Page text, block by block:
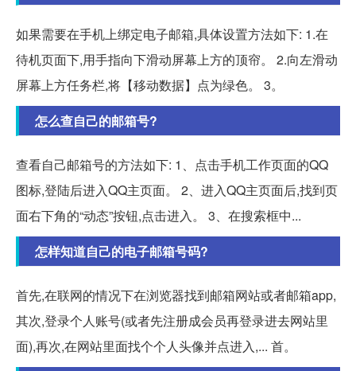
如果需要在手机上绑定电子邮箱,具体设置方法如下: 1.在
待机页面下,用手指向下滑动屏幕上方的顶帘。 2.向左滑动
屏幕上方任务栏,将【移动数据】点为绿色。 3。
怎么查自己的邮箱号?
查看自己邮箱号的方法如下: 1、点击手机工作页面的QQ
图标,登陆后进入QQ主页面。 2、进入QQ主页面后,找到页
面右下角的“动态”按钮,点击进入。 3、在搜索框中...
怎样知道自己的电子邮箱号码?
首先,在联网的情况下在浏览器找到邮箱网站或者邮箱app,
其次,登录个人账号(或者先注册成会员再登录进去网站里
面),再次,在网站里面找个个人头像并点进入,... 首。